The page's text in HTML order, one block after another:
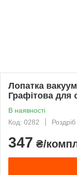
Лопатка
Графітова для
В наявності
Код: 0282
Роздріб
347 ₴/